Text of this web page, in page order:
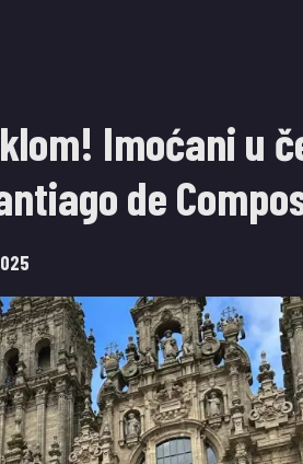
Imoćani u
de